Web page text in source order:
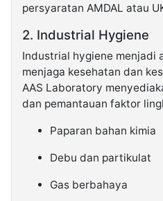
persyaratan AMDAL atau
2. Industrial Hygiene
Industrial hygiene menjadi
menjaga kesehatan dan
AAS Laboratory
dan pemantauan faktor
Paparan bahan kimia
Debu dan partikulat
Gas berbahaya